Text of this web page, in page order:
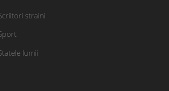
straini
lumii